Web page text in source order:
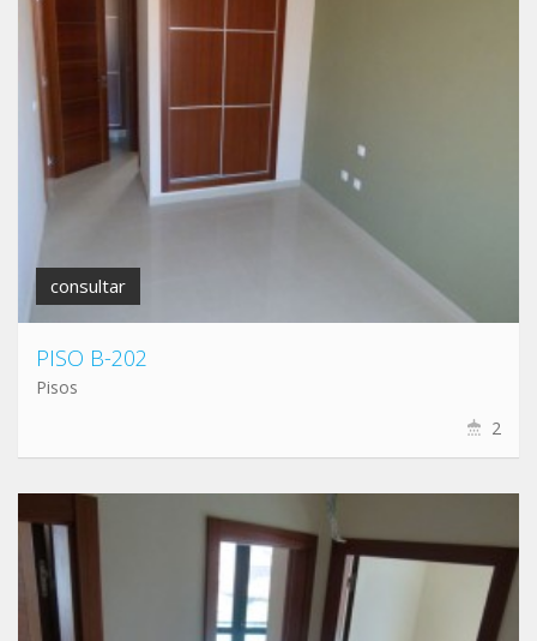
consultar
PISO B-202
Pisos
2